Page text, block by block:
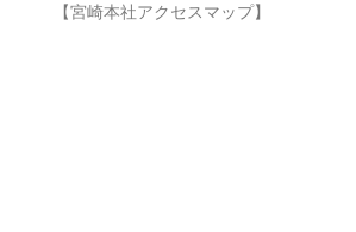
【宮崎本社アクセスマップ】